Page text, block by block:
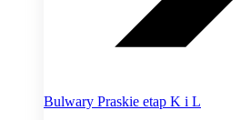
Bulwary Praskie etap K i L